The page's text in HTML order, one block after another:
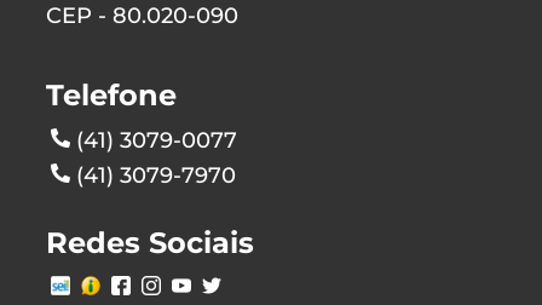
CEP - 80.020-090
Telefone
(41) 3079-0077
(41) 3079-7970
Redes Sociais